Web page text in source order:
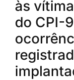
às
do CPI-